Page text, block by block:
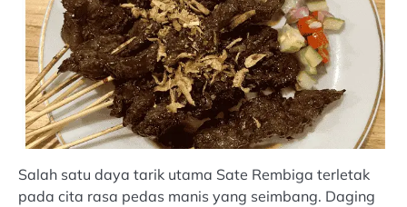
Salah satu daya tarik utama Sate Rembiga terletak
pada cita rasa pedas manis yang seimbang. Daging